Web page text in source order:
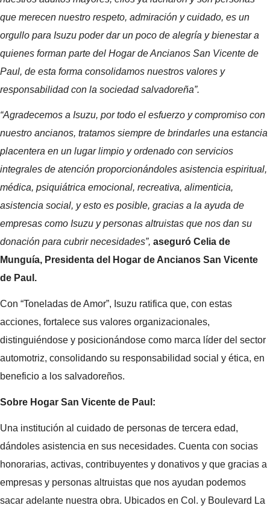
que merecen nuestro respeto, admiración y cuidado, es un
orgullo para Isuzu poder dar un poco de alegría y bienestar a
quienes forman parte del Hogar de Ancianos San Vicente de
Paul, de esta forma consolidamos nuestros valores y
responsabilidad con la sociedad salvadoreña”.
“Agradecemos a Isuzu, por todo el esfuerzo y compromiso con
nuestro ancianos, tratamos siempre de brindarles una estancia
placentera en un lugar limpio y ordenado con servicios
integrales de atención proporcionándoles asistencia espiritual,
médica, psiquiátrica emocional, recreativa, alimenticia,
asistencia social, y esto es posible, gracias a la ayuda de
empresas como Isuzu y personas altruistas que nos dan su
donación para cubrir necesidades”, aseguró Celia de
Munguía, Presidenta del Hogar de Ancianos San Vicente
de Paul.
Con “Toneladas de Amor”, Isuzu ratifica que, con estas
acciones, fortalece sus valores organizacionales,
distinguiéndose y posicionándose como marca líder del sector
automotriz, consolidando su responsabilidad social y ética, en
beneficio a los salvadoreños.
Sobre Hogar San Vicente de Paul:
Una institución al cuidado de personas de tercera edad,
dándoles asistencia en sus necesidades. Cuenta con socias
honorarias, activas, contribuyentes y donativos y que gracias a
empresas y personas altruistas que nos ayudan podemos
sacar adelante nuestra obra. Ubicados en Col. y Boulevard La